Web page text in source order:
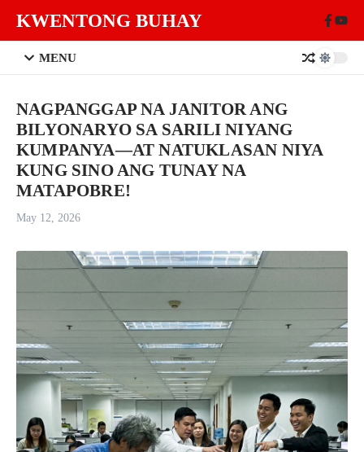
KWENTONG BUHAY
MENU
NAGPANGGAP NA JANITOR ANG
BILYONARYO SA SARILI NIYANG
KUMPANYA—AT NATUKLASAN NIYA
KUNG SINO ANG TUNAY NA
MATAPOBRE!
May 12, 2026